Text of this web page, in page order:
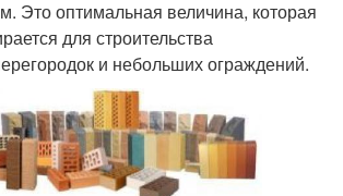
Это оптимальная величина, которая
для строительства
и небольших ограждений.